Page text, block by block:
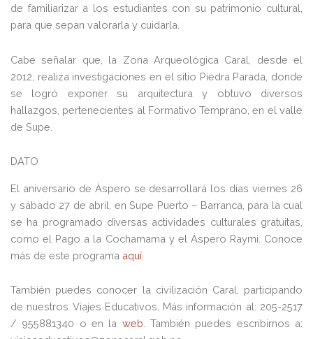
de familiarizar a los estudiantes con su patrimonio cultural,
para que sepan valorarla y cuidarla.
Cabe señalar que, la Zona Arqueológica Caral, desde el
2012, realiza investigaciones en el sitio Piedra Parada, donde
se logró exponer su arquitectura y obtuvo diversos
hallazgos, pertenecientes al Formativo Temprano, en el valle
de Supe.
DATO
El aniversario de Áspero se desarrollará los días viernes 26
y sábado 27 de abril, en Supe Puerto – Barranca, para la cual
se ha programado diversas actividades culturales gratuitas,
como el Pago a la Cochamama y el Áspero Raymi. Conoce
más de este programa aquí
También puedes conocer la civilización Caral, participando
de nuestros Viajes Educativos. Más información al: 205-2517
/ 955881340 o en la web . También puedes escribirnos a: